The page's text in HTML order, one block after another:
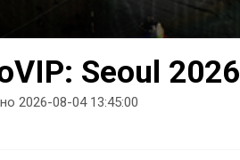
Seoul 2026
2026-08-04 13:45:00